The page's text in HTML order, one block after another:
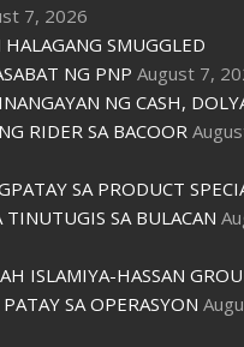
7, 2026
SMUGGLED
NG PNP August 7,
NG CASH,
RIDER SA BACOOR
SA PRODUCT
TINUTUGIS SA BULACAN
ISLAMIYA-HASSAN
SA OPERASYON